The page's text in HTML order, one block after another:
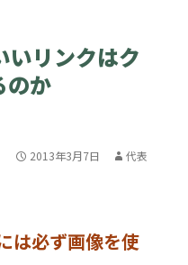
いリンクはク
のか
2013年3月7日 代表
は必ず画像を使